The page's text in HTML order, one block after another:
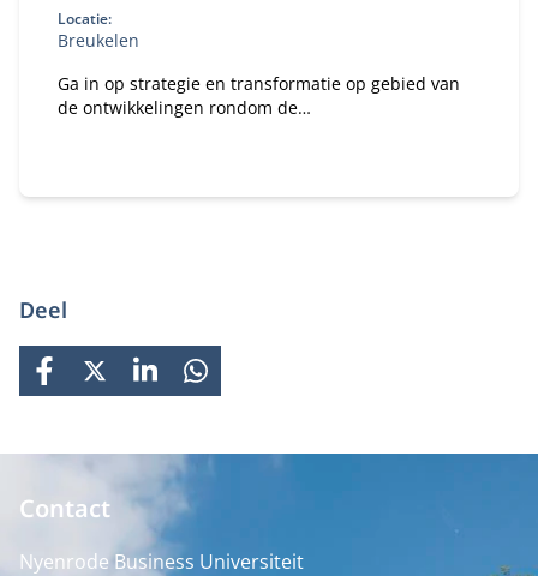
Locatie:
Breukelen
Ga in op strategie en transformatie op gebied van
de ontwikkelingen rondom de
Deel
FACEBOOK
X LINKEDINWHATSAPP
Contact
Nyenrode Business Universiteit